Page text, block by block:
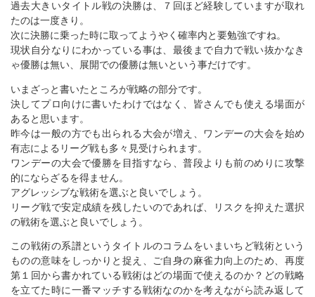
過去大きいタイトル戦の決勝は、７回ほど経験していますが取れ
たのは一度きり。
次に決勝に乗った時に取ってようやく確率内と要勉強ですね。
現状自分なりにわかっている事は、最後まで自力で戦い抜かなき
ゃ優勝は無い、展開での優勝は無いという事だけです。
いまざっと書いたところが戦略の部分です。
決してプロ向けに書いたわけではなく、皆さんでも使える場面が
あると思います。
昨今は一般の方でも出られる大会が増え、ワンデーの大会を始め
有志によるリーグ戦も多々見受けられます。
ワンデーの大会で優勝を目指すなら、普段よりも前のめりに攻撃
的にならざるを得ません。
アグレッシブな戦術を選ぶと良いでしょう。
リーグ戦で安定成績を残したいのであれば、リスクを抑えた選択
の戦術を選ぶと良いでしょう。
この戦術の系譜というタイトルのコラムをいまいちど戦術という
ものの意味をしっかりと捉え、ご自身の麻雀力向上のため、再度
第１回から書かれている戦術はどの場面で使えるのか？どの戦略
を立てた時に一番マッチする戦術なのかを考えながら読み返して